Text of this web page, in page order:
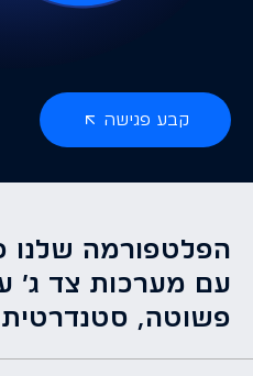
קבע פגישה
הפלטפורמה
עם מערכות צד ג׳
פשוטה,